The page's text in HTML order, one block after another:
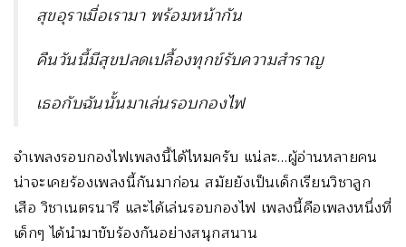
สุขอุราเมื่อเรามา พร้อมหน้ากัน
คืนวันนี้มีสุขปลดเปลื้องทุกข์รับความสำราญ
เธอกับฉันนั้นมาเล่นรอบกองไฟ
จำเพลงรอบกองไฟเพลงนี้ได้ไหมครับ แน่ละ…ผู้อ่านหลายคน
น่าจะเคยร้องเพลงนี้กันมาก่อน สมัยยังเป็นเด็กเรียนวิชาลูก
เสือ วิชาเนตรนารี และได้เล่นรอบกองไฟ เพลงนี้คือเพลงหนึ่งที่
เด็กๆ ได้นำมาขับร้องกันอย่างสนุกสนาน